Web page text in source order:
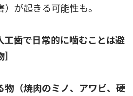
が起きる可能性も。
工歯で日常的に噛むことは避
物（焼肉のミノ、アワビ、硬